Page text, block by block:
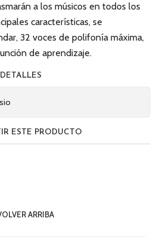
a los músicos en todos los
características, se
32 voces de polifonía máxima,
de aprendizaje.
DETALLES
ESTE PRODUCTO
ARRIBA